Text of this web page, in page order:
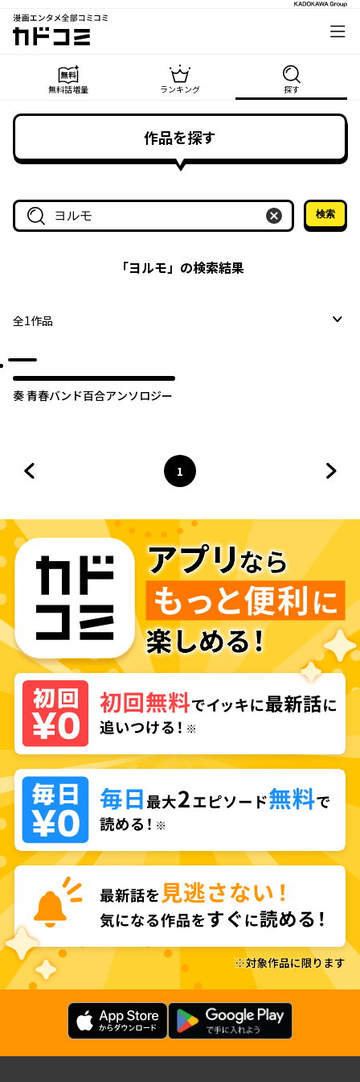
漫画エンタメ全部コミコミ
カドコミ
無料話増量 ランキング 探す
作品を探す
作品名・作家名で探す
検索
「ヨルモ」の検索結果
全1作品
奏 青春バンド百合アンソロジー
ページ
1
へ